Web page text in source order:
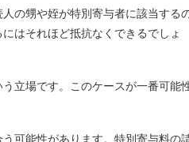
の甥や姪が特別寄与者に該当する
はそれほど抵抗なくできるでしょ
立場です。このケースが一番可能
可能性があります。特別寄与料の